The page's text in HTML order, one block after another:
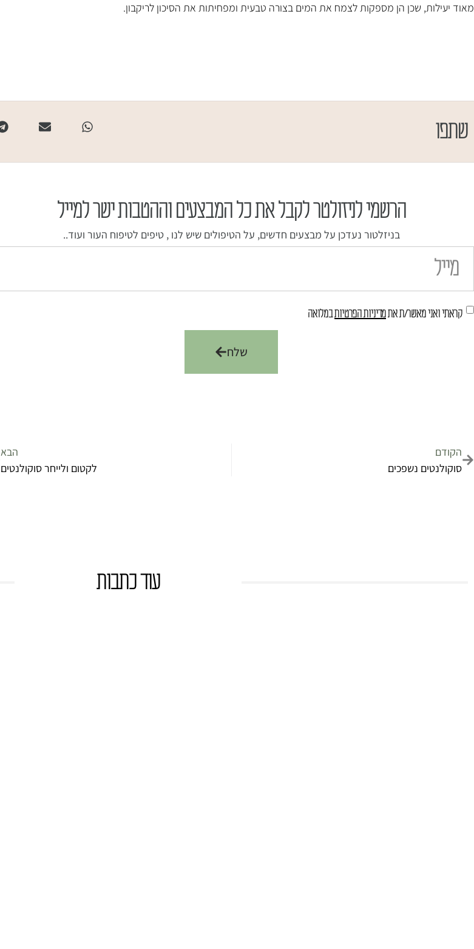
מאוד יעילות, שכן הן מספקות לצמח את המים בצורה טבעית ומפחיתות את הסיכון לריקבון.
שתפו
הרשמי לניזולטר לקבל את כל המבצעים וההטבות ישר למייל
בניזלטור נעדכן על מבצעים חדשים, על הטיפולים שיש לנו , טיפים לטיפוח העור ועוד..
קראתי ואני מאשר/ת אתמדיניות הפרטיותבמלואה
שלח
הקודם
סוקולנטים נשפכים
הבא
לקטום ולייחר סוקולנטים
עוד כתבות